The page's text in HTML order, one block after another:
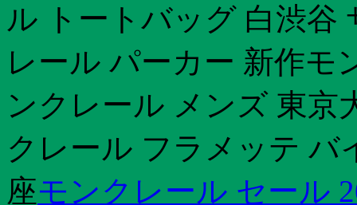
ル トートバッグ 白渋谷
レール パーカー 新作モ
ンクレール メンズ 東京
クレール フラメッテ バ
座モンクレール セール